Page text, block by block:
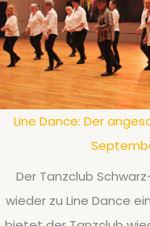
Line Dance: Der
Der Tanzclub
wieder zu Line Dance